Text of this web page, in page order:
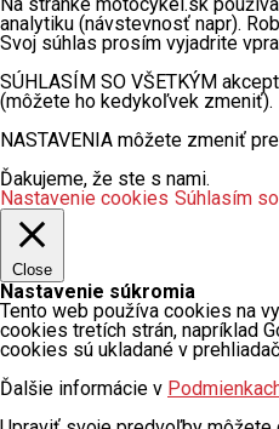
analytiku (návstevnosť napr).
Svoj súhlas prosím vyjadrite
SÚHLASÍM SO VŠETKÝM
(môžete ho kedykoľvek zmeniť).
NASTAVENIA môžete zmeniť
Ďakujeme, že ste s nami.
Nastavenie cookies Súhlasím
Close
Nastavenie súkromia
Tento web používa cookies na
cookies tretích strán, napríklad
cookies sú ukladané v
Ďalšie informácie v